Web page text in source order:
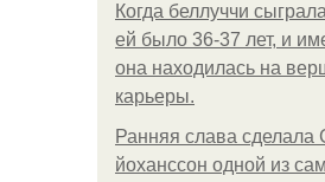
Когда беллуччи
ей было 36-37 лет, и
она находилась на
карьеры.
Ранняя слава сделала
йоханссон одной из